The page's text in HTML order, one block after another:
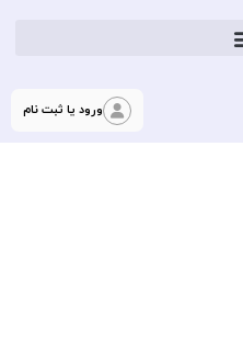
ورود یا ثبت نام